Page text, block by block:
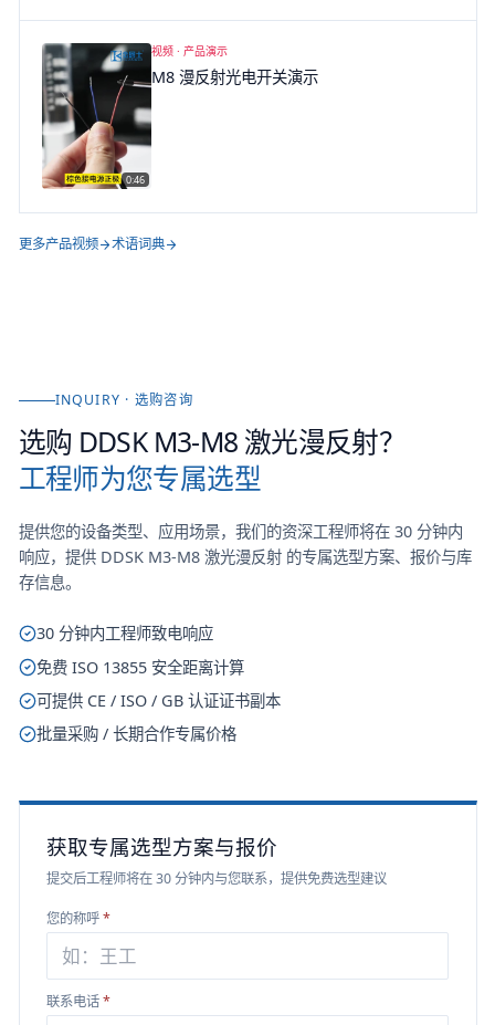
0:46
视频 ·产品演示
M8 漫反射光电开关演示
更多产品视频 术语词典
INQUIRY · 选购咨询
选购 DDSK M3-M8 激光漫反射？
工程师为您专属选型
提供您的设备类型、应用场景，我们的资深工程师将在 30 分钟内
响应，提供 DDSK M3-M8 激光漫反射的专属选型方案、报价与库
存信息。
30 分钟内工程师致电响应
免费 ISO 13855 安全距离计算
可提供 CE / ISO / GB 认证证书副本
批量采购 / 长期合作专属价格
获取专属选型方案与报价
提交后工程师将在 30 分钟内与您联系，提供免费选型建议
您的称呼*
联系电话*